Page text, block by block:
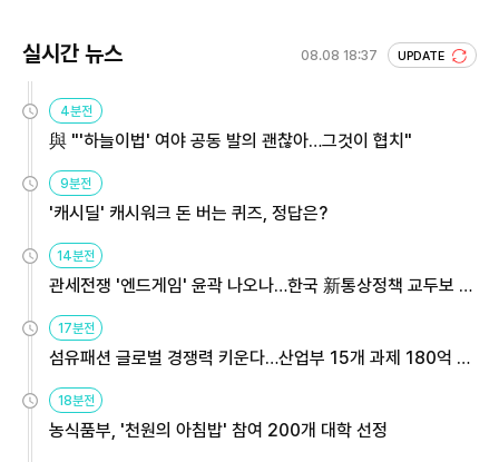
실시간 뉴스 08.08 18:37 UPDATE
4분전
與 "'하늘이법' 여야 공동 발의 괜찮아…그것이 협치"
9분전
'캐시딜' 캐시워크 돈 버는 퀴즈, 정답은?
14분전
관세전쟁 '엔드게임' 윤곽 나오나…한국 新통상정책 교두보 활
용해야
17분전
섬유패션 글로벌 경쟁력 키운다…산업부 15개 과제 180억 지
원
18분전
농식품부, '천원의 아침밥' 참여 200개 대학 선정